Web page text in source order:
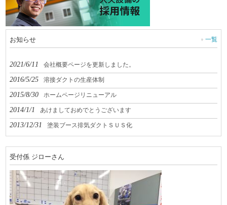
お知らせ 一覧
2021/6/11 会社概要ページを更新しました。
2016/5/25 溶接ダクトの生産体制
2015/8/30 ホームページリニューアル
2014/1/1 あけましておめでとうございます
2013/12/31 塗装ブース排気ダクトＳＵＳ化
受付係 ジローさん